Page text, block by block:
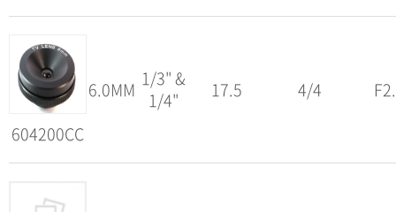
604200CC
6.0MM 1/3" &
1/4"
17.5 4/4